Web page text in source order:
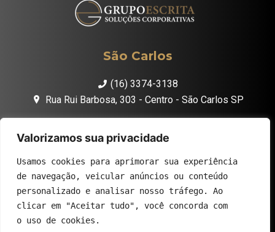
Valorizamos sua privacidade
Usamos cookies para aprimorar sua experiência
de navegação, veicular anúncios ou conteúdo
personalizado e analisar nosso tráfego. Ao
clicar em "Aceitar tudo", você concorda com
o uso de cookies.
São Carlos
(16) 3374-3138
Rua Rui Barbosa, 303 - Centro - São Carlos SP
11 96857-6288
Av. Juscelino Kubitschek,2041 - Torre B, 5º andar - Vila
Olímpia - São Paulo SP